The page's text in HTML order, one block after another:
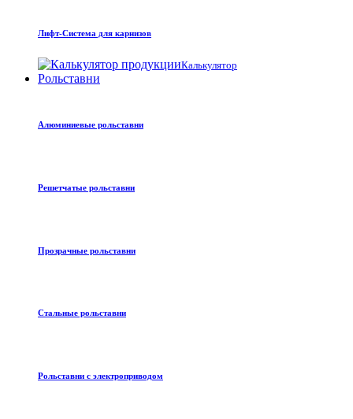
Лифт-Система для карнизов
Калькулятор
Рольставни
Алюминиевые рольставни
Решетчатые рольставни
Прозрачные рольставни
Стальные рольставни
Рольставни с электроприводом